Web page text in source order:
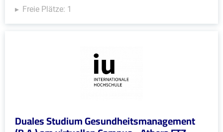
Freie Plätze: 1
Duales Studium Gesundheitsmanagement